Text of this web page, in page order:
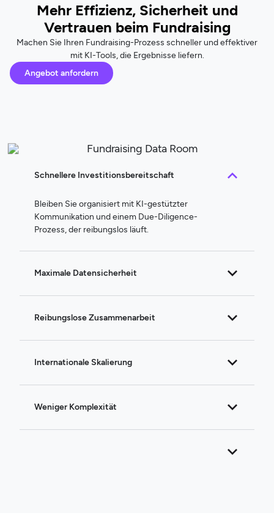
Mehr Effizienz, Sicherheit und
Vertrauen beim Fundraising
Machen Sie Ihren Fundraising-Prozess schneller und effektiver
mit KI-Tools, die Ergebnisse liefern.
Angebot anfordern
Schnellere Investitionsbereitschaft
Bleiben Sie organisiert mit KI-gestützter
Kommunikation und einem Due-Diligence-
Prozess, der reibungslos läuft.
Maximale Datensicherheit
Reibungslose Zusammenarbeit
Internationale Skalierung
Weniger Komplexität